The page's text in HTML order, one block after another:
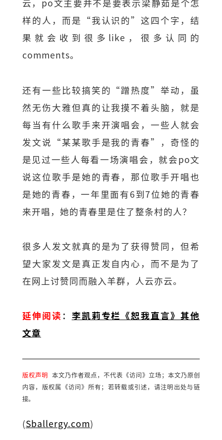
云，po文主要并不是要表示梁静茹是个怎
样的人，而是“我认识的”这四个字，结
果就会收到很多like，很多认同的
comments。
还有一些比较搞笑的“蹭热度”举动，虽
然无伤大雅但真的让我摸不着头脑，就是
每当有什么歌手来开演唱会，一些人就会
发文说“某某歌手是我的青春”，奇怪的
是见过一些人每看一场演唱会，就会po文
说这位歌手是她的青春，那位歌手开唱也
是她的青春，一年里面有6到7位她的青春
来开唱，她的青春里是住了整条村的人？
很多人发文就真的是为了获得赞同，但希
望大家发文是真正发自内心，而不是为了
在网上讨赞同而融入羊群，人云亦云。
延伸阅读 ： 李凯莉专栏《恕我直言》其他
文章
版权声明 本文乃作者观点，不代表《访问》立场；本文乃原创
内容，版权属《访问》所有；若转载或引述，请注明出处与链
接。
(Sballergy.com)